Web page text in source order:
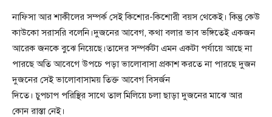
নাফিসা আর শাকীলের সম্পর্ক সেই কিশোর-কিশোরী বয়স থেকেই। কিন্তু কেউ
কাউকো সরাসরি বলেনি।দুজনের আবেগ, কথা বলার ভাব ভঙ্গিতেই একজন
আরেক জনকে বুঝে নিয়েছে।তাদের সম্পর্কটা এমন একটা পর্যায়ে আছে না
পারছে অতি আবেগে উপচে পড়া ভালোবাসা প্রকাশ করতে না পারছে দুজন
দুজনের সেই ভালোবাসাময় তিক্ত আবেগ বিসর্জন
দিতে। চুপচাপ পরিস্থির সাথে তাল মিলিয়ে চলা ছাড়া দুজনের মাঝে আর
কোন রাস্তা নেই।